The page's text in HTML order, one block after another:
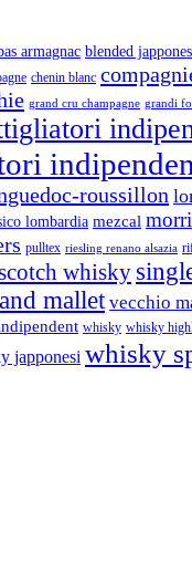
armagnac blended
chenin blanc
grand cru champagne grandi
roussillon
lombardia mezcal
pulltex riesling renano alsazia
whisky
mallet vecchio
whisky whisky
japponesi whisky